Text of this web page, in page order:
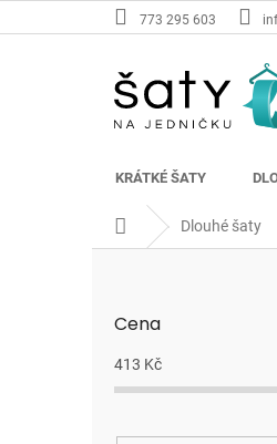
na
773 295 603
KRÁTKÉ ŠATY
Domů Dlouhé šaty
Cena
413 Kč